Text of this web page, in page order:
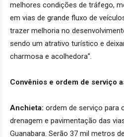
melhores condições de tráfego,
em vias de grande fluxo de
trazer melhoria no
sendo um atrativo turístico e
charmosa e acolhedora”.
Convênios e ordem de serviço
Anchieta: ordem de serviço para
drenagem e pavimentação das
Guanabara. Serão 37 mil metros